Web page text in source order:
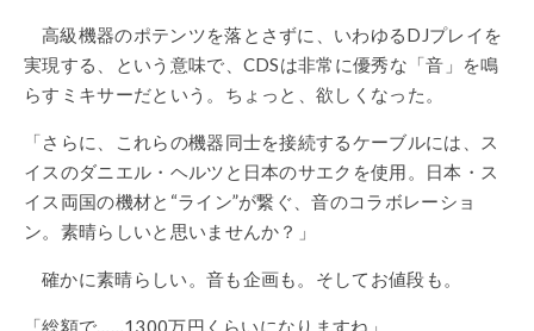
高級機器のポテンツを落とさずに、いわゆるDJプレイを
実現する、という意味で、CDSは非常に優秀な「音」を鳴
らすミキサーだという。ちょっと、欲しくなった。
「さらに、これらの機器同士を接続するケーブルには、ス
イスのダニエル・ヘルツと日本のサエクを使用。日本・ス
イス両国の機材と“ライン”が繋ぐ、音のコラボレーショ
ン。素晴らしいと思いませんか？」
確かに素晴らしい。音も企画も。そしてお値段も。
「総額で……1300万円くらいになりますね」